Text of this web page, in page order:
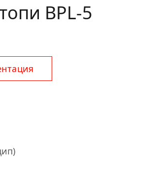
BPL-5